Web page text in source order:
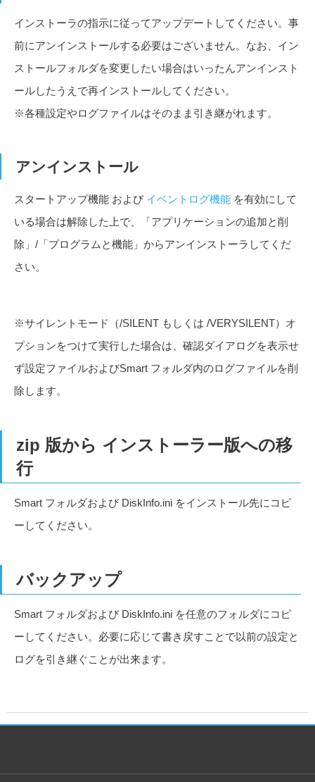
インストーラの指示に従ってアップデートしてください。事
前にアンインストールする必要はございません。なお、イン
ストールフォルダを変更したい場合はいったんアンインスト
ールしたうえで再インストールしてください。
※各種設定やログファイルはそのまま引き継がれます。
アンインストール
スタートアップ機能 および イベントログ機能 を有効にして
いる場合は解除した上で、「アプリケーションの追加と削
除」/「プログラムと機能」からアンインストーラしてくだ
さい。
※サイレントモード（/SILENT もしくは /VERYSILENT）オ
プションをつけて実行した場合は、確認ダイアログを表示せ
ず設定ファイルおよびSmart フォルダ内のログファイルを削
除します。
zip 版から インストーラー版への移
行
Smart フォルダおよび DiskInfo.ini をインストール先にコピ
ーしてください。
バックアップ
Smart フォルダおよび DiskInfo.ini を任意のフォルダにコピ
ーしてください。必要に応じて書き戻すことで以前の設定と
ログを引き継ぐことが出来ます。